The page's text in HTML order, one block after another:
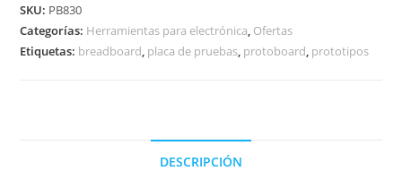
102
cantidad
SKU: PB830
Categorías: Herramientas para electrónica, Ofertas
Etiquetas: breadboard, placa de pruebas, protoboard, prototipos
DESCRIPCIÓN